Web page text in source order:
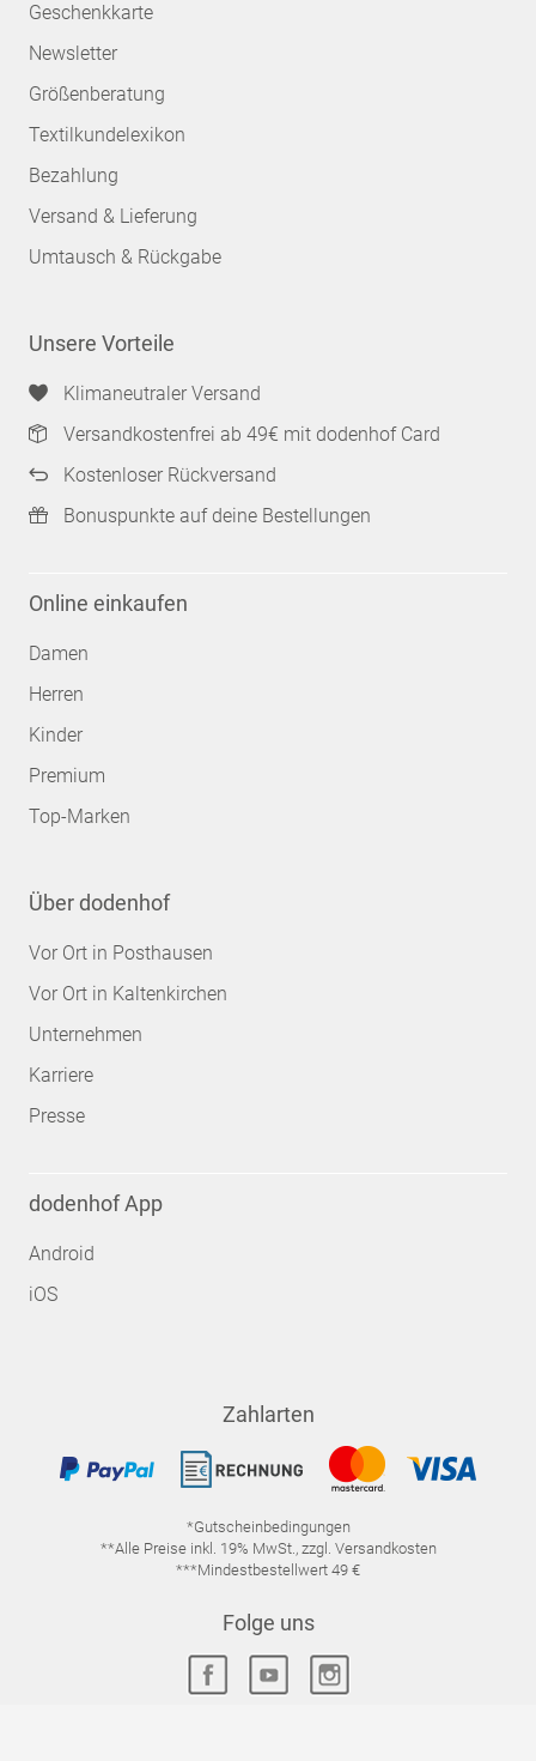
Geschenkkarte
Newsletter
Größenberatung
Textilkundelexikon
Bezahlung
Versand & Lieferung
Umtausch & Rückgabe
Unsere Vorteile
Klimaneutraler Versand
Versandkostenfrei ab 49€ mit dodenhof Card
Kostenloser Rückversand
Bonuspunkte auf deine Bestellungen
Online einkaufen
Damen
Herren
Kinder
Premium
Top-Marken
Über dodenhof
Vor Ort in Posthausen
Vor Ort in Kaltenkirchen
Unternehmen
Karriere
Presse
dodenhof App
Android
iOS
Zahlarten
*Gutscheinbedingungen
**Alle Preise inkl. 19% MwSt., zzgl. Versandkosten
***Mindestbestellwert 49 €
Folge uns